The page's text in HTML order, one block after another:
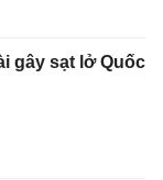
gây sạt lở Quốc